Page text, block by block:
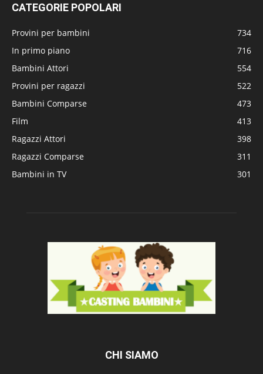
CATEGORIE POPOLARI
Provini per bambini
734
In primo piano
716
Bambini Attori
554
Provini per ragazzi
522
Bambini Comparse
473
Film
413
Ragazzi Attori
398
Ragazzi Comparse
311
Bambini in TV
301
CHI SIAMO